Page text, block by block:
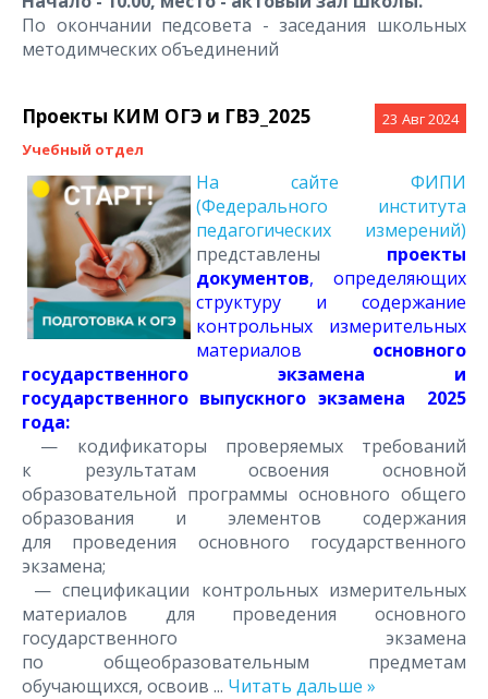
По окончании педсовета - заседания школьных
методимческих объединений
23 Авг 2024
Проекты КИМ ОГЭ и ГВЭ_2025
Учебный отдел
На сайте ФИПИ
(Федерального института
педагогических измерений)
представлены проекты
документов, определяющих
структуру и содержание
контрольных измерительных
материалов основного
государственного экзамена и
государственного выпускного экзамена 2025
года:
— кодификаторы проверяемых требований
к результатам освоения основной
образовательной программы основного общего
образования и элементов содержания
для проведения основного государственного
экзамена;
— спецификации контрольных измерительных
материалов для проведения основного
государственного экзамена
по общеобразовательным предметам
обучающихся, освоив ... Читать дальше »